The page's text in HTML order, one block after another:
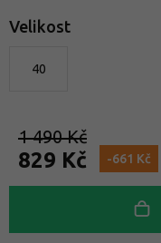
Velikost
40
829 Kč -661 Kč
1 490 Kč